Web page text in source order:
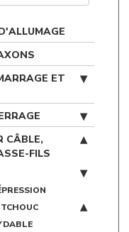
ET
CÂBLE,
FILS